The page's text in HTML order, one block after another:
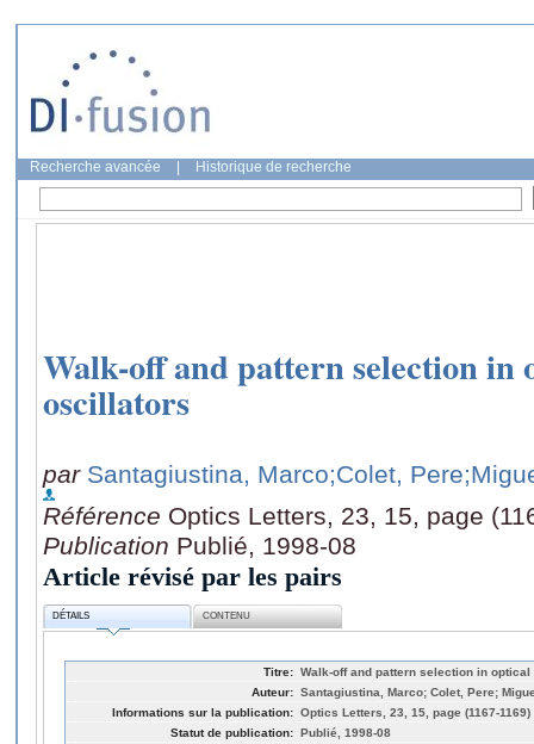
Recherche avancée Historique de recherche
Walk-off and pattern selection
oscillators
par Santagiustina, Marco;Colet, Pere
Référence Optics Letters, 23, 15, page
Publication Publié, 1998-08
Article révisé par les pairs
DÉTAILS CONTENU
Titre: Walk-off and pattern selection in
Auteur: Santagiustina, Marco; Colet, Pere;
Informations sur la publication: Optics Letters, 23, 15, page (1167-1169)
Statut de publication: Publié, 1998-08